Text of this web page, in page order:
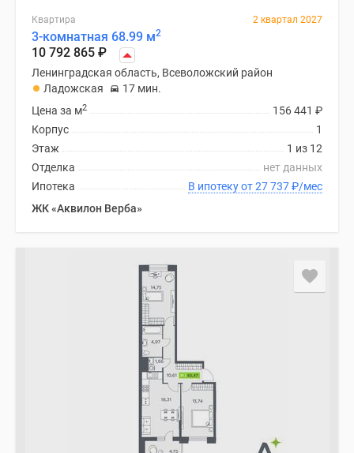
Квартира 2 квартал 2027
3-комнатная 68.99 м2
10 792 865 ₽
Ленинградская область, Всеволожский район
Ладожская
17 мин.
156 441 ₽
Цена за м2
1
Корпус
1 из 12
Этаж
нет данных
Отделка
В ипотеку от 27 737₽/мес
Ипотека
ЖК «Аквилон Верба»